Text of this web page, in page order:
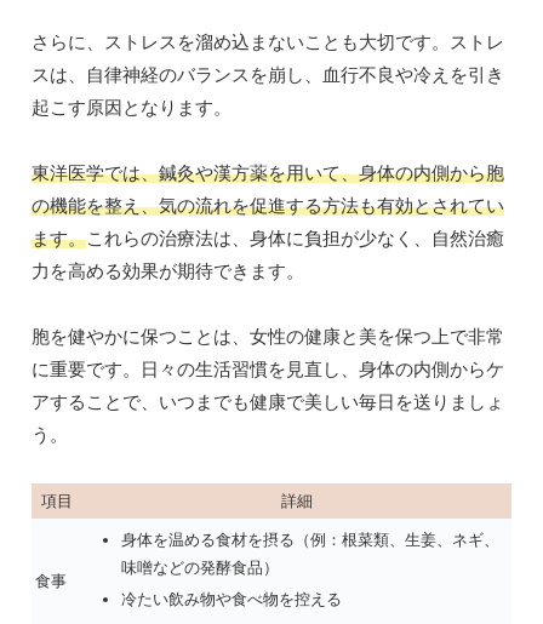
さらに、ストレスを溜め込まないことも大切です。ストレ
スは、自律神経のバランスを崩し、血行不良や冷えを引き
起こす原因となります。
東洋医学では、鍼灸や漢方薬を用いて、身体の内側から胞
の機能を整え、気の流れを促進する方法も有効とされてい
ます。これらの治療法は、身体に負担が少なく、自然治癒
力を高める効果が期待できます。
胞を健やかに保つことは、女性の健康と美を保つ上で非常
に重要です。日々の生活習慣を見直し、身体の内側からケ
アすることで、いつまでも健康で美しい毎日を送りましょ
う。
項目 詳細
食事
身体を温める食材を摂る（例：根菜類、生姜、ネギ、
味噌などの発酵食品）
冷たい飲み物や食べ物を控える